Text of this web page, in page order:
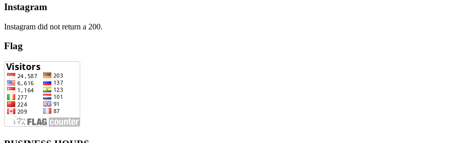
Instagram
Instagram did not return a 200.
Flag